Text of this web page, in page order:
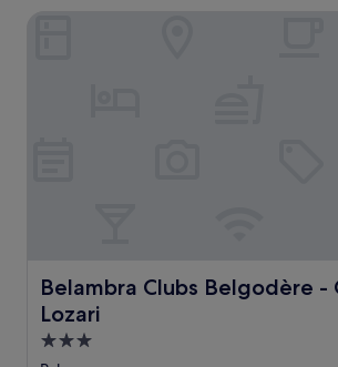
Belambra Clubs Belgodère -
Lozari
Belambra Clubs Belgodère - Golfe
Hébergement